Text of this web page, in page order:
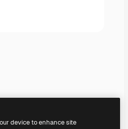
device to enhance site